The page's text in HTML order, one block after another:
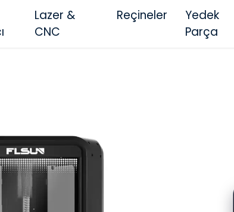
Lazer &
CNC
Reçineler
Yedek
Parça